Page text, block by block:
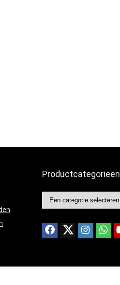
Productcategorieën